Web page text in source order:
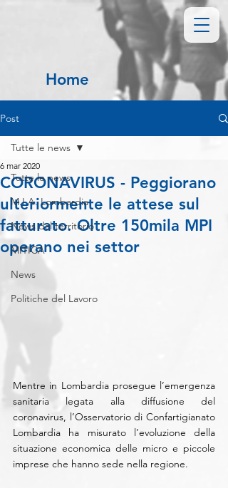
Home
Post
Tutte le news
M.I.A. Lombardia
News dal territorio
MITICA
News
Politiche del Lavoro
Tutte le news
CORONAVIRUS - Peggiorano
ulteriormente le attese sul
fatturato. Oltre 150mila MPI
operano nei settor
6 mar 2020
Mentre in Lombardia prosegue l’emergenza
sanitaria legata alla diffusione del
coronavirus, l’Osservatorio di Confartigianato
Lombardia ha misurato l’evoluzione della
situazione economica delle micro e piccole
imprese che hanno sede nella regione.